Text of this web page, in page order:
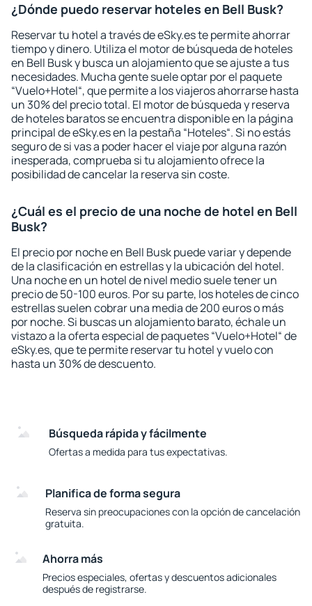
¿Dónde puedo reservar hoteles en Bell Busk?
Reservar tu hotel a través de eSky.es te permite ahorrar
tiempo y dinero. Utiliza el motor de búsqueda de hoteles
en Bell Busk y busca un alojamiento que se ajuste a tus
necesidades. Mucha gente suele optar por el paquete
“Vuelo+Hotel“, que permite a los viajeros ahorrarse hasta
un 30% del precio total. El motor de búsqueda y reserva
de hoteles baratos se encuentra disponible en la página
principal de eSky.es en la pestaña “Hoteles“. Si no estás
seguro de si vas a poder hacer el viaje por alguna razón
inesperada, comprueba si tu alojamiento ofrece la
posibilidad de cancelar la reserva sin coste.
¿Cuál es el precio de una noche de hotel en Bell
Busk?
El precio por noche en Bell Busk puede variar y depende
de la clasificación en estrellas y la ubicación del hotel.
Una noche en un hotel de nivel medio suele tener un
precio de 50-100 euros. Por su parte, los hoteles de cinco
estrellas suelen cobrar una media de 200 euros o más
por noche. Si buscas un alojamiento barato, échale un
vistazo a la oferta especial de paquetes “Vuelo+Hotel“ de
eSky.es, que te permite reservar tu hotel y vuelo con
hasta un 30% de descuento.
Búsqueda rápida y fácilmente
Ofertas a medida para tus expectativas.
Planifica de forma segura
Reserva sin preocupaciones con la opción de cancelación
gratuita.
Ahorra más
Precios especiales, ofertas y descuentos adicionales
después de registrarse.